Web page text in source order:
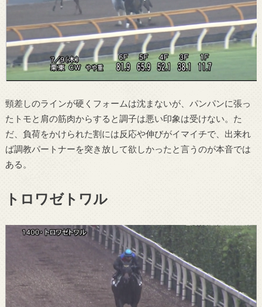
頸差しのラインが硬くフォームは沈まないが、パンパンに張っ
たトモと肩の筋肉からすると調子は悪い印象は受けない。た
だ、負荷をかけられた割には反応や伸びがイマイチで、出来れ
ば調教パートナーを突き放して欲しかったと言うのが本音では
ある。
トロワゼトワル